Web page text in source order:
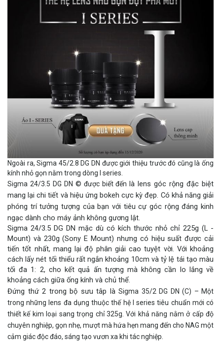
Ngoài ra, Sigma 45/2.8 DG DN được giới thiệu trước đó cũng là ống
kính nhỏ gọn nằm trong dòng I series.
Sigma 24/3.5 DG DN © được biết đến là lens góc rộng đặc biệt
mang lại chi tiết và hiệu ứng bokeh cực kỳ đẹp. Có khả năng giải
phóng trí tưởng tượng của bạn với tiêu cự góc rộng đáng kinh
ngạc dành cho máy ảnh không gương lật.
Sigma 24/3.5 DG DN mặc dù có kích thước nhỏ chỉ 225g (L -
Mount) và 230g (Sony E Mount) nhưng có hiệu suất được cải
tiến tốt nhất, mang lại độ phân giải cao tuyệt vời. Với khoảng
cách lấy nét tối thiểu rất ngắn khoảng 10cm và tỷ lệ tái tạo màu
tối đa 1: 2, cho kết quả ấn tượng mà không cần lo lắng về
khoảng cách giữa ống kính và chủ thể.
Đứng thứ 2 trong bộ sưu tâp là Sigma 35/2 DG DN (C) – Một
trong những lens đa dụng thuộc thế hệ I series tiêu chuẩn mới có
thiết kế kim loại sang trọng chỉ 325g. Với khả năng nằm ở cấp độ
chuyên nghiệp, gọn nhẹ, mượt mà hứa hẹn mang đến cho NAG một
cảm giác độc đáo, sáng tạo vươn xa khi tác nghiệp.